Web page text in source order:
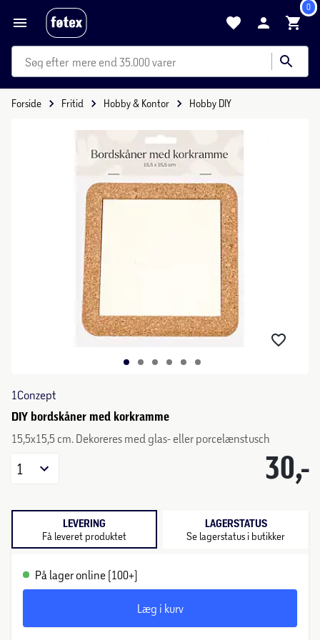
0
mere end 35.000 varer
Forside Fritid Hobby & Kontor Hobby DIY
1Conzept
DIY bordskåner med korkramme
15,5x15,5 cm. Dekoreres med glas- eller porcelænstusch
30,-
1
LEVERING
Få leveret produktet
LAGERSTATUS
Se lagerstatus i butikker
På lager online (100+)
Læg i kurv